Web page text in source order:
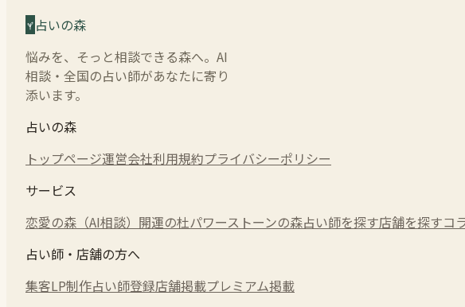
占いの森
悩みを、そっと相談できる森へ。AI
相談・全国の占い師があなたに寄り
添います。
占いの森
トップページ運営会社利用規約プライバシーポリシー
サービス
恋愛の森（AI相談） 開運の杜パワーストーンの森占い師を探す店舗を探すコ
占い師・店舗の方へ
集客LP制作占い師登録店舗掲載プレミアム掲載